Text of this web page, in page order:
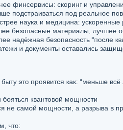
финсервисы: скоринг и
подстраиваться под реальное
наука и медицина:
безопасные материалы, лучшее
надёжная безопасность “после
и документы оставались
быту это проявится как: “меньше
квантовой мощности
не самой мощности, а разрыва в
что: